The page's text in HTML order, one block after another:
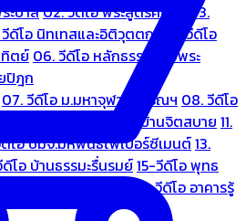
ะบาลี02. วีดีโอ พระสูตรศึกษา
03.
ดีโอ นิทเทสและอิติวุตตกะ
05. วีดีโอ
ทิตย์ 06. วีดีโอ หลักธรรมตามพระ
ปิฎก
07. วีดีโอ ม.มหาจุฬาลงกรณฯ 08. วีดีโอ
10. วีดีโอ บ้านจิตสบาย 11.
ดีโอ บมจ.มหพันธ์ไฟเบอร์ซีเมนต์13.
ดีโอ บ้านธรรมะรื่นรมย์15-วีดีโอ พุทธ
19. วีดีโอ อาคารรู้